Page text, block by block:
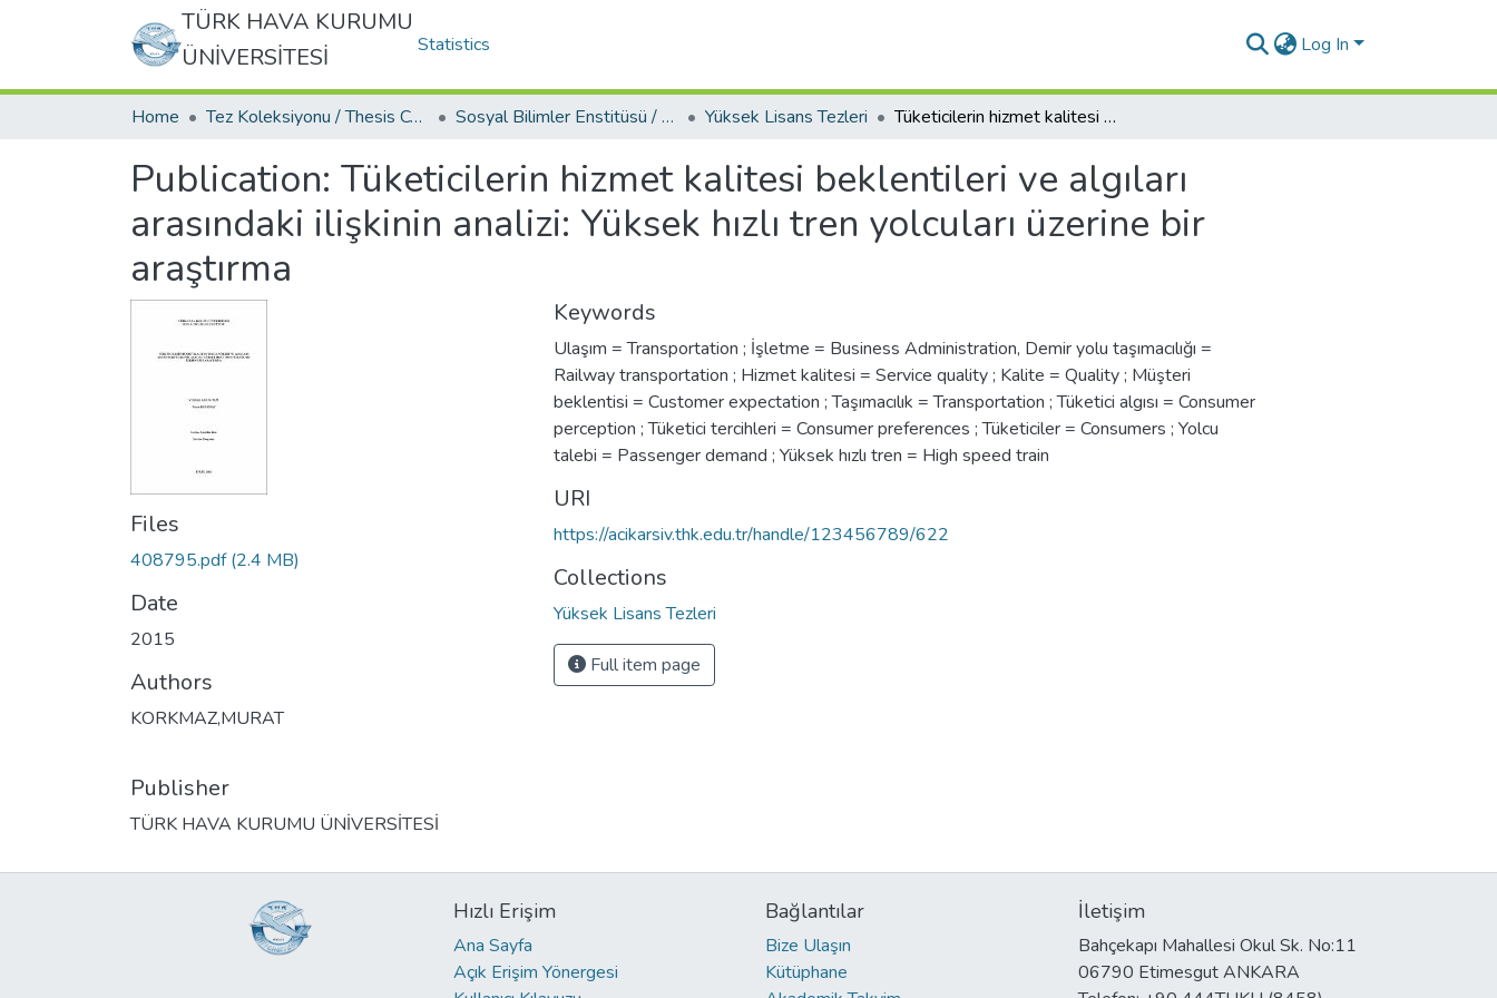
TÜRK HAVA KURUMU
ÜNİVERSİTESİ
Statistics Log In
Home Tez Koleksiyonu / Thesis Collection Sosyal Bilimler Enstitüsü / Social Sciences Institute Yüksek Lisans Tezleri Tüketicilerin hizmet kalitesi beklentileri ve algıları arasındaki ilişkinin analizi: Yüksek hızlı tren yolcuları üzerine bir araştırma
Publication: Tüketicilerin hizmet kalitesi beklentileri ve algıları
arasındaki ilişkinin analizi: Yüksek hızlı tren yolcuları üzerine bir
araştırma
Files
408795.pdf(2.4 MB)
Date
2015
Authors
KORKMAZ,MURAT
Publisher
TÜRK HAVA KURUMU ÜNİVERSİTESİ
Keywords
Ulaşım = Transportation ; İşletme = Business Administration, Demir yolu taşımacılığı =
Railway transportation ; Hizmet kalitesi = Service quality ; Kalite = Quality ; Müşteri
beklentisi = Customer expectation ; Taşımacılık = Transportation ; Tüketici algısı = Consumer
perception ; Tüketici tercihleri = Consumer preferences ; Tüketiciler = Consumers ; Yolcu
talebi = Passenger demand ; Yüksek hızlı tren = High speed train
URI
https://acikarsiv.thk.edu.tr/handle/123456789/622
Collections
Yüksek Lisans Tezleri
Full item page
Hızlı Erişim
Ana Sayfa
Açık Erişim Yönergesi
Bağlantılar
Bize Ulaşın
Kütüphane
İletişim
Bahçekapı Mahallesi Okul Sk. No:11
06790 Etimesgut ANKARA